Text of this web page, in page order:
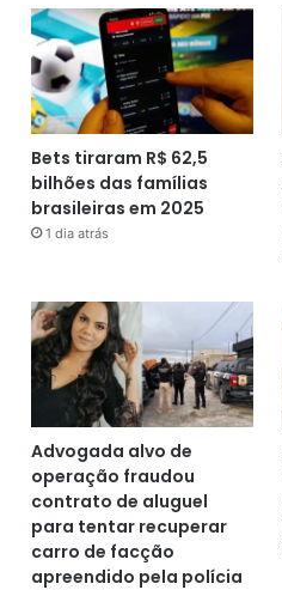
Bets tiraram R$ 62,5
bilhões das famílias
brasileiras em 2025
1 dia atrás
Advogada alvo de
operação fraudou
contrato de aluguel
para tentar recuperar
carro de facção
apreendido pela polícia